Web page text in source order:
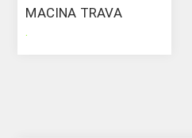
MACINA TRAVA